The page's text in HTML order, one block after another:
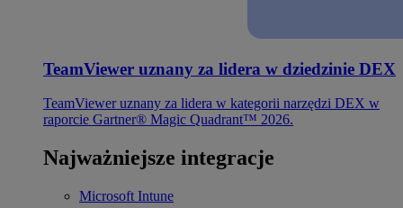
TeamViewer uznany za lidera w dziedzinie DEX
TeamViewer uznany za lidera w kategorii narzędzi DEX w
raporcie Gartner® Magic Quadrant™ 2026.
Najważniejsze integracje
Microsoft Intune